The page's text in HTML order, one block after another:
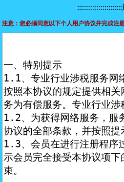
注意：您必须同意以下个人用户协议并完成注